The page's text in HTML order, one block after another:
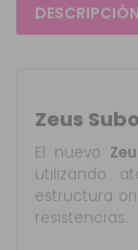
DESCRIPCIÓN
Zeus
El nuevo
utilizando
estructura
resistencias.